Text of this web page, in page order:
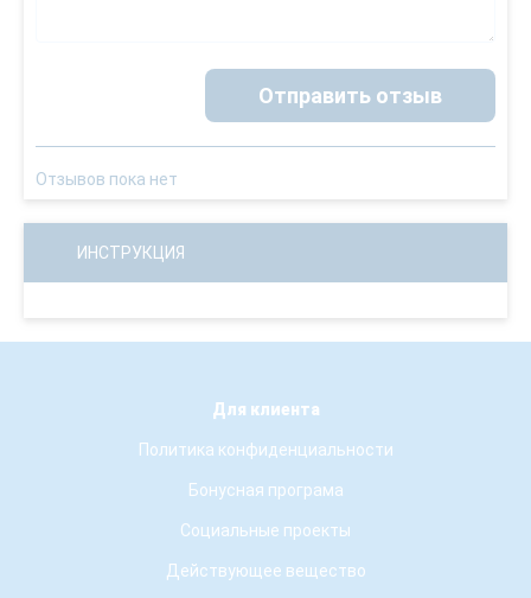
Отправить отзыв
Отзывов пока нет
ИНСТРУКЦИЯ
Для клиента
Политика конфиденциальности
Бонусная програма
Социальные проекты
Действующее вещество